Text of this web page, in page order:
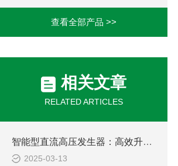
查看全部产品 >>
相关文章
RELATED ARTICLES
智能型直流高压发生器：高效升压，稳定输出，为您的高压测试提供坚实保障
2025-03-13